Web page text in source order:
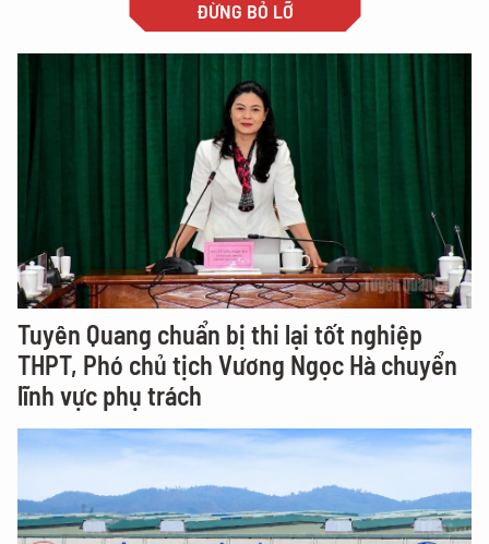
ĐỪNG BỎ LỠ
Tuyên Quang chuẩn bị thi lại tốt nghiệp
THPT, Phó chủ tịch Vương Ngọc Hà chuyển
lĩnh vực phụ trách